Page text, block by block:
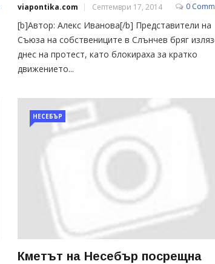
viapontika.com Септември 17, 2014 0
[b]Автор: Алекс Иванова[/b] Представители на
Съюза на собствениците в Слънчев бряг
днес на протест, като блокираха за кратко
движението...
НЕСЕБЪР
Кметът на Несебър посрещна